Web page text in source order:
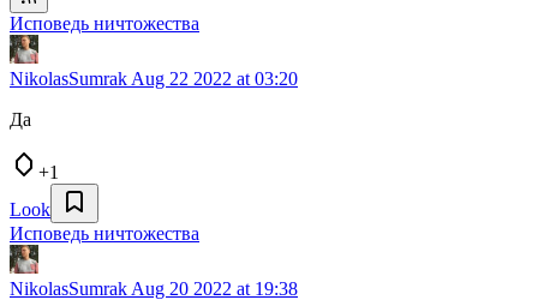
Исповедь ничтожества
NikolasSumrak Aug 22 2022 at 03:20
Да
+1
Look
Исповедь ничтожества
NikolasSumrak Aug 20 2022 at 19:38